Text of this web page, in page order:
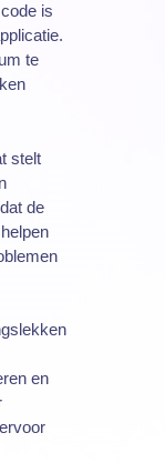
is
te
stelt
de
en